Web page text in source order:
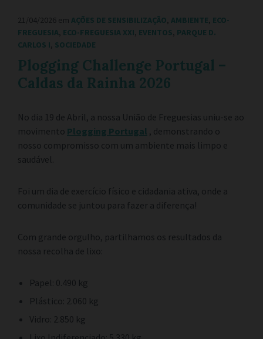
21/04/2026 em AÇÕES DE SENSIBILIZAÇÃO, AMBIENTE, ECO-
FREGUESIA, ECO-FREGUESIA XXI, EVENTOS, PARQUE D.
CARLOS I, SOCIEDADE
Plogging Challenge Portugal –
Caldas da Rainha 2026
No dia 19 de Abril, a nossa União de Freguesias uniu-se ao
movimento Plogging Portugal , demonstrando o
nosso compromisso com um ambiente mais limpo e
saudável.
Foi um dia de exercício físico e cidadania ativa, onde a
comunidade se juntou para fazer a diferença!
Com grande orgulho, partilhamos os resultados da
nossa recolha de lixo:
Papel: 0.490 kg
Plástico: 2.060 kg
Vidro: 2.850 kg